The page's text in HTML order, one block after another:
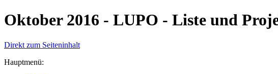
Oktober 2016 - LUPO - Liste und
Direkt zum Seiteninhalt
Hauptmenü: